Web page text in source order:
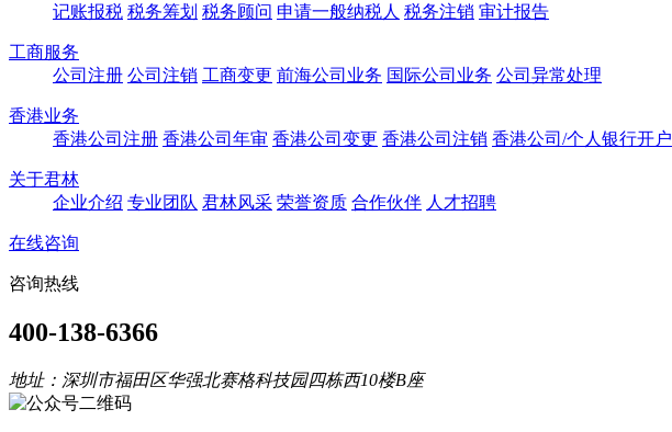
记账报税 税务筹划 税务顾问 申请一般纳税人 税务注销 审计报告
工商服务
公司注册 公司注销 工商变更 前海公司业务 国际公司业务 公司异常处理
香港业务
香港公司注册 香港公司年审 香港公司变更 香港公司注销 香港公司/个人银行开户
关于君林
企业介绍 专业团队 君林风采 荣誉资质 合作伙伴 人才招聘
在线咨询
咨询热线
400-138-6366
地址：深圳市福田区华强北赛格科技园四栋西10楼B座